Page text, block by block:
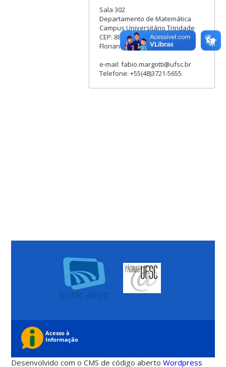
Sala 302
Departamento de Matemática
Campus Universitário Trindade
CEP: 88040-900
Florianópolis, SC - Brasil
e-mail: fabio.margotti@ufsc.br
Telefone: +55(48)3721-5655
Desenvolvido com o CMS de código abertoWordpress